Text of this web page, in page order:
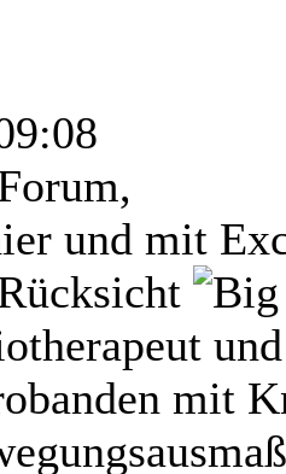
und mit
mit